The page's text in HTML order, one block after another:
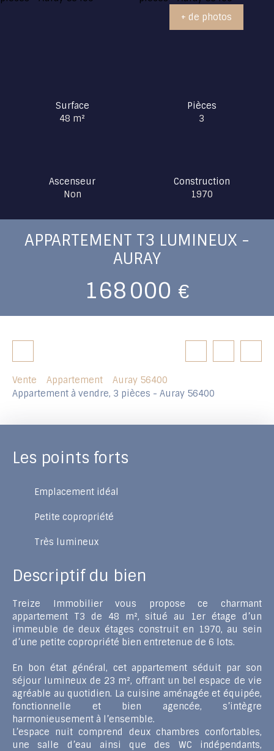
+ de photos
Surface
48 m²
Pièces
3
Ascenseur
Non
Construction
1970
APPARTEMENT T3 LUMINEUX -
AURAY
168 000 €
Vente Appartement
Auray 56400
Appartement à vendre, 3 pièces - Auray 56400
Les points forts
Emplacement idéal
Petite copropriété
Très lumineux
Descriptif du bien
Treize Immobilier vous propose ce charmant
appartement T3 de 48 m², situé au 1er étage d’un
immeuble de deux étages construit en 1970, au sein
d’une petite copropriété bien entretenue de 6 lots.
En bon état général, cet appartement séduit par son
séjour lumineux de 23 m², offrant un bel espace de vie
agréable au quotidien. La cuisine aménagée et équipée,
fonctionnelle et bien agencée, s’intègre
harmonieusement à l’ensemble.
L’espace nuit comprend deux chambres confortables,
une salle d’eau ainsi que des WC indépendants,